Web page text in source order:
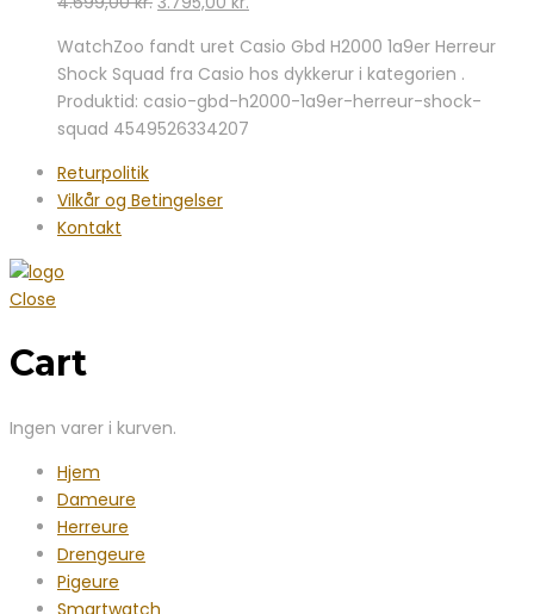
pris
var:
4.699,00 kr..
pris
er:
3.795,00 kr..
WatchZoo fandt uret Casio Gbd H2000 1a9er Herreur
Shock Squad fra Casio hos dykkerur i kategorien .
Produktid: casio-gbd-h2000-1a9er-herreur-shock-
squad 4549526334207
Returpolitik
Vilkår og Betingelser
Kontakt
Close
Cart
Ingen varer i kurven.
Hjem
Dameure
Herreure
Drengeure
Pigeure